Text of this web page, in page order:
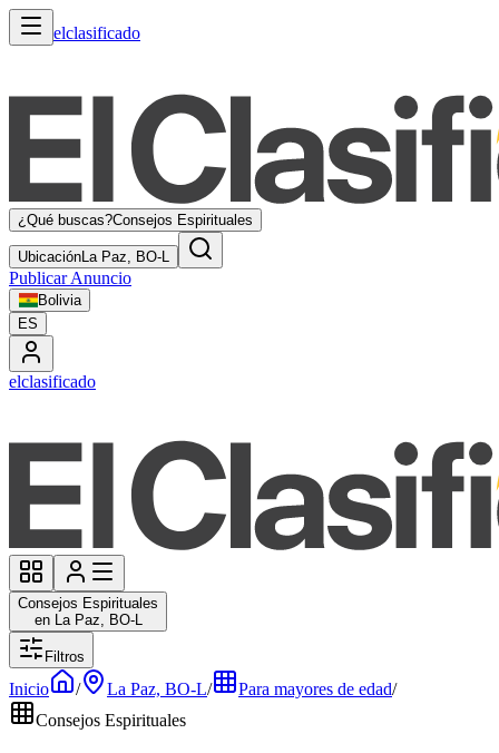
elclasificado
¿Qué buscas?Consejos Espirituales
UbicaciónLa Paz, BO-L
Publicar Anuncio
Bolivia
ES
elclasificado
Consejos Espirituales
en La Paz, BO-L
Filtros
Inicio / La Paz, BO-L/ Para mayores de edad/
Consejos Espirituales